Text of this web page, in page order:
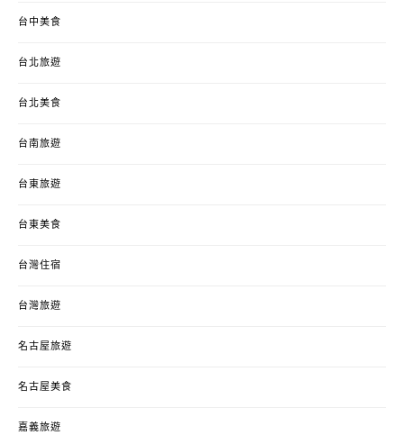
台中美食
台北旅遊
台北美食
台南旅遊
台東旅遊
台東美食
台灣住宿
台灣旅遊
名古屋旅遊
名古屋美食
嘉義旅遊